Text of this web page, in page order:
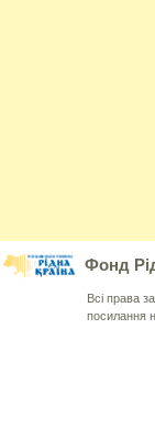
Фонд
Всі права
посилання